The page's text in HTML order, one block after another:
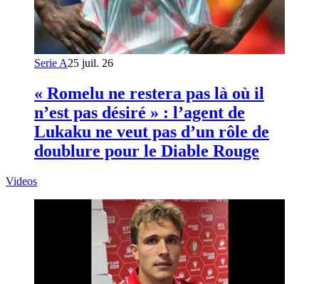
Serie A25 juil. 26
« Romelu ne restera pas là où il
n’est pas désiré » : l’agent de
Lukaku ne veut pas d’un rôle de
doublure pour le Diable Rouge
Videos